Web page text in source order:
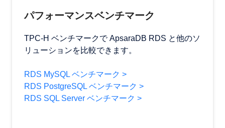
パフォーマンスベンチマーク
TPC-H ベンチマークで ApsaraDB RDS と他のソ
リューションを比較できます。
RDS MySQL ベンチマーク >
RDS PostgreSQL ベンチマーク >
RDS SQL Server ベンチマーク >